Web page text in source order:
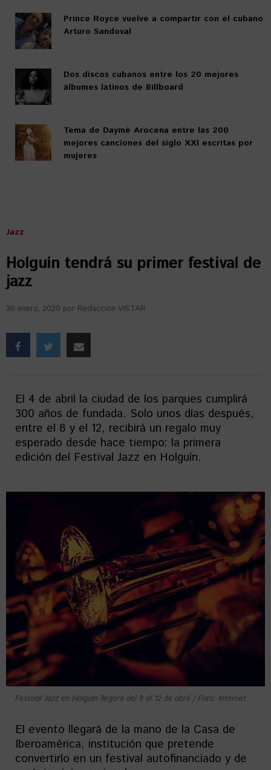
Prince Royce vuelve a compartir con el cubano
Arturo Sandoval
Dos discos cubanos entre los 20 mejores
álbumes latinos de Billboard
Tema de Daymé Arocena entre las 200
mejores canciones del siglo XXI escritas por
mujeres
Jazz
Holguín tendrá su primer festival de
jazz
30 enero, 2020 por Redacción VISTAR
El 4 de abril la ciudad de los parques cumplirá
300 años de fundada. Solo unos días después,
entre el 8 y el 12, recibirá un regalo muy
esperado desde hace tiempo: la primera
edición del Festival Jazz en Holguín.
Festival Jazz en Holguín llegará del 8 al 12 de abril / Foto: Internet
El evento llegará de la mano de la Casa de
Iberoamérica, institución que pretende
convertirlo en un festival autofinanciado y de